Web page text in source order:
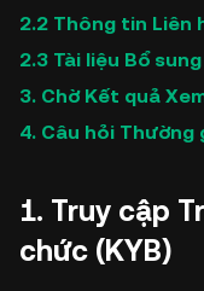
2.2 Thông tin Liên
2.3 Tài liệu Bổ sung
3. Chờ Kết quả
4. Câu hỏi Thường
1. Truy cập
chức (KYB)